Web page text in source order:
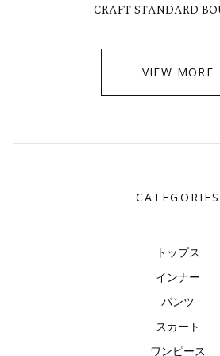
CRAFT STANDARD
VIEW MORE
CATEGORIES
トップス
インナー
パンツ
スカート
ワンピース